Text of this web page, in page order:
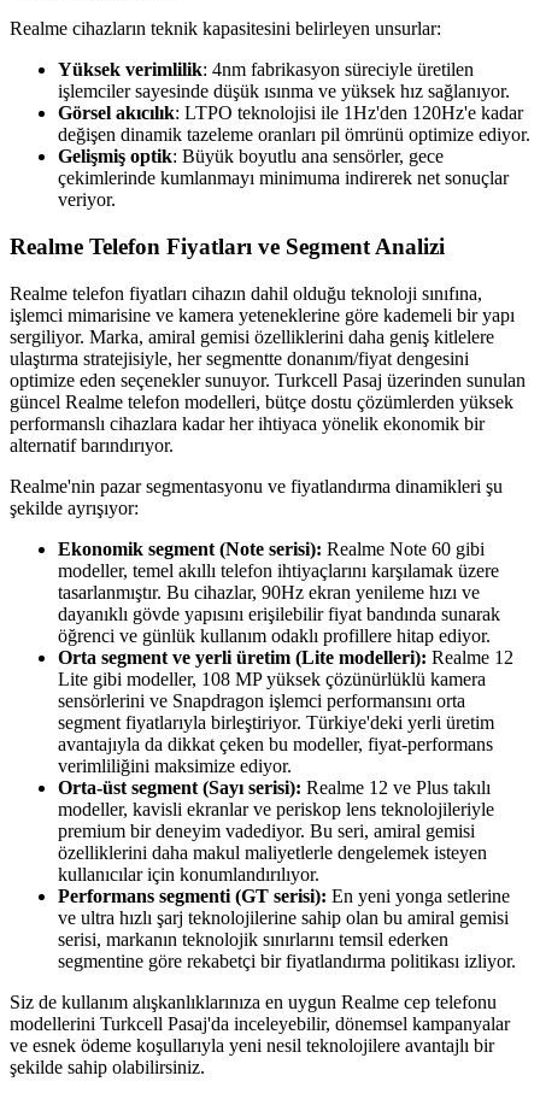
Realme cihazların teknik kapasitesini belirleyen unsurlar:
Yüksek verimlilik: 4nm fabrikasyon süreciyle üretilen
işlemciler sayesinde düşük ısınma ve yüksek hız sağlanıyor.
Görsel akıcılık: LTPO teknolojisi ile 1Hz'den 120Hz'e kadar
değişen dinamik tazeleme oranları pil ömrünü optimize ediyor.
Gelişmiş optik: Büyük boyutlu ana sensörler, gece
çekimlerinde kumlanmayı minimuma indirerek net sonuçlar
veriyor.
Realme Telefon Fiyatları ve Segment Analizi
Realme telefon fiyatları cihazın dahil olduğu teknoloji sınıfına,
işlemci mimarisine ve kamera yeteneklerine göre kademeli bir yapı
sergiliyor. Marka, amiral gemisi özelliklerini daha geniş kitlelere
ulaştırma stratejisiyle, her segmentte donanım/fiyat dengesini
optimize eden seçenekler sunuyor. Turkcell Pasaj üzerinden sunulan
güncel Realme telefon modelleri, bütçe dostu çözümlerden yüksek
performanslı cihazlara kadar her ihtiyaca yönelik ekonomik bir
alternatif barındırıyor.
Realme'nin pazar segmentasyonu ve fiyatlandırma dinamikleri şu
şekilde ayrışıyor:
Ekonomik segment (Note serisi): Realme Note 60 gibi
modeller, temel akıllı telefon ihtiyaçlarını karşılamak üzere
tasarlanmıştır. Bu cihazlar, 90Hz ekran yenileme hızı ve
dayanıklı gövde yapısını erişilebilir fiyat bandında sunarak
öğrenci ve günlük kullanım odaklı profillere hitap ediyor.
Orta segment ve yerli üretim (Lite modelleri): Realme 12
Lite gibi modeller, 108 MP yüksek çözünürlüklü kamera
sensörlerini ve Snapdragon işlemci performansını orta
segment fiyatlarıyla birleştiriyor. Türkiye'deki yerli üretim
avantajıyla da dikkat çeken bu modeller, fiyat-performans
verimliliğini maksimize ediyor.
Orta-üst segment (Sayı serisi): Realme 12 ve Plus takılı
modeller, kavisli ekranlar ve periskop lens teknolojileriyle
premium bir deneyim vadediyor. Bu seri, amiral gemisi
özelliklerini daha makul maliyetlerle dengelemek isteyen
kullanıcılar için konumlandırılıyor.
Performans segmenti (GT serisi): En yeni yonga setlerine
ve ultra hızlı şarj teknolojilerine sahip olan bu amiral gemisi
serisi, markanın teknolojik sınırlarını temsil ederken
segmentine göre rekabetçi bir fiyatlandırma politikası izliyor.
Siz de kullanım alışkanlıklarınıza en uygun Realme cep telefonu
modellerini Turkcell Pasaj'da inceleyebilir, dönemsel kampanyalar
ve esnek ödeme koşullarıyla yeni nesil teknolojilere avantajlı bir
şekilde sahip olabilirsiniz.